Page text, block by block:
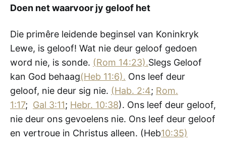
Doen net waarvoor jy geloof het
Die primêre leidende beginsel van Koninkryk
Lewe, is geloof! Wat nie deur geloof gedoen
word nie, is sonde. (Rom 14:23).Slegs Geloof
kan God behaag(Heb 11:6). Ons leef deur
geloof, nie deur sig nie. (Hab. 2:4; Rom.
1:17; Gal 3:11; Hebr. 10:38). Ons leef deur geloof,
nie deur ons gevoelens nie. Ons leef deur geloof
en vertroue in Christus alleen. (Heb10:35)